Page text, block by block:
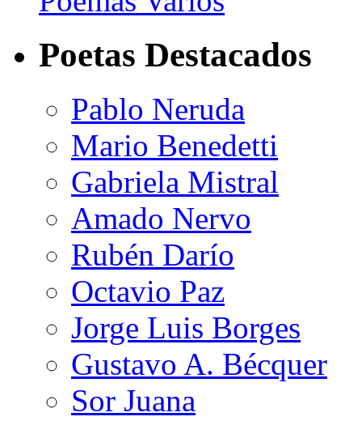
Poetas Destacados
Pablo Neruda
Mario Benedetti
Gabriela Mistral
Amado Nervo
Rubén Darío
Octavio Paz
Jorge Luis Borges
Gustavo A. Bécquer
Sor Juana